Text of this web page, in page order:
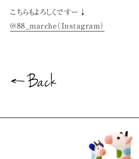
こちらもよろしくですー↓
@88_marche（Instagram）